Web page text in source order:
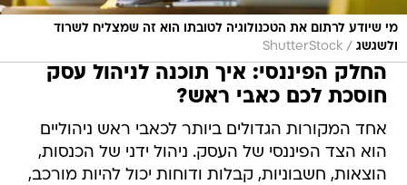
מי שיודע לרתום את הטכנולוגיה לטובתו הוא זה שמצליח לשרוד
ולשגשג /
ShutterStock
החלק הפיננסי: איך תוכנה לניהול עסק
חוסכת לכם כאבי ראש?
אחד המקורות הגדולים ביותר לכאבי ראש ניהוליים
הוא הצד הפיננסי של העסק. ניהול ידני של הכנסות,
הוצאות, חשבוניות, קבלות ודוחות יכול להיות מורכב,